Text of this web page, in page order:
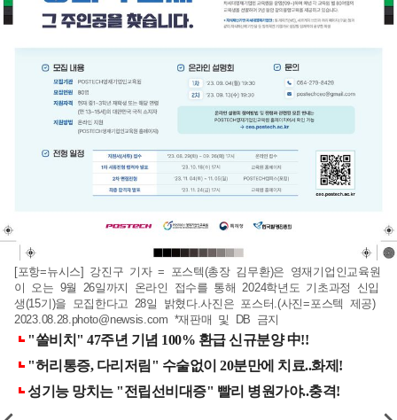
[포항=뉴시스] 강진구 기자 = 포스텍(총장 김무환)은 영재기업인교육원
이 오는 9월 26일까지 온라인 접수를 통해 2024학년도 기초과정 신입
생(15기)을 모집한다고 28일 밝혔다.사진은 포스터.(사진=포스텍 제공)
2023.08.28.photo@newsis.com *재판매 및 DB 금지